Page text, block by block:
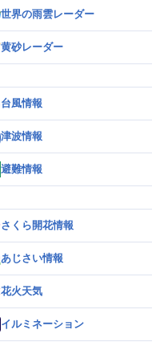
世界の雨雲レーダー
黄砂レーダー
台風情報
津波情報
避難情報
さくら開花情報
あじさい情報
花火天気
イルミネーション